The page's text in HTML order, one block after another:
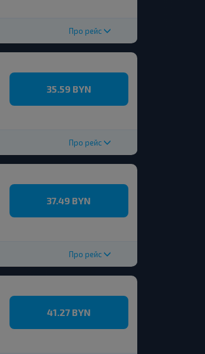
Про рейс
35.59 BYN
Про рейс
37.49 BYN
Про рейс
41.27 BYN